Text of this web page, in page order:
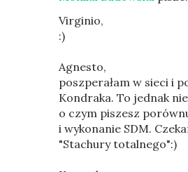
Virginio,
:)
Agnesto,
poszperałam w sieci i
Kondraka. To jednak
o czym piszesz
i wykonanie SDM.
"Stachury totalnego":)